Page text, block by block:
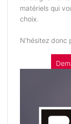
matériels qui
choix.
N'hésitez donc